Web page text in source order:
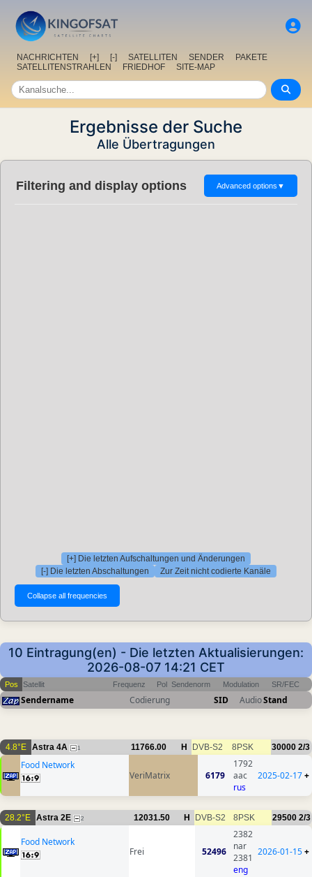
NACHRICHTEN [+] [-] SATELLITEN SENDER
PAKETE
SATELLITENSTRAHLEN
FRIEDHOF SITE-MAP
Ergebnisse der Suche
Alle Übertragungen
Filtering and display options Advanced options ▼
[+] Die letzten Aufschaltungen und Änderungen
[-] Die letzten Abschaltungen
Zur Zeit nicht codierte Kanäle
10 Eintragung(en) - Die letzten Aktualisierungen:
2026-08-07 14:21 CET
Pos Satellit Frequenz Pol Sendenorm Modulation SR/FEC
Sendername Codierung SID AudioStand
4.8°E Astra 4A 1 11766.00 H DVB-S2 8PSK 30000 2/3
Food Network
VeriMatrix
6179
1792
aac
rus
2025-02-17+
28.2°E Astra 2E 2 12031.50 H DVB-S2 8PSK 29500 2/3
Food Network
Frei
52496
2382
nar
2381
eng
2026-01-15+